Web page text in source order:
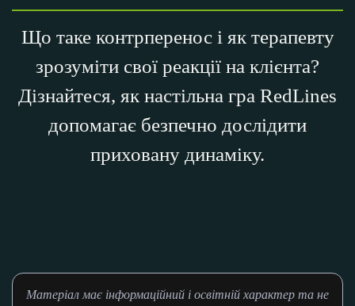
Що таке контрперенос і як терапевту
зрозуміти свої реакції на клієнта?
Дізнайтеся, як настільна гра RedLines
допомагає безпечно дослідити
приховану динаміку.
Матеріал має інформаційний і освітній характер та не